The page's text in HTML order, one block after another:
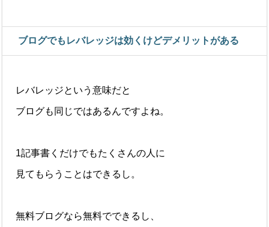
ブログでもレバレッジは効くけどデメリットがある
レバレッジという意味だと
ブログも同じではあるんですよね。
1記事書くだけでもたくさんの人に
見てもらうことはできるし。
無料ブログなら無料でできるし、